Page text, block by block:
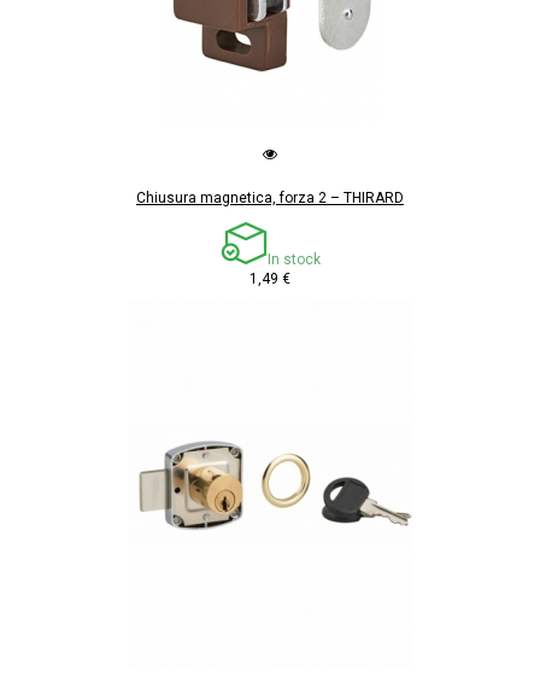
Chiusura magnetica, forza 2 – THIRARD
In stock
1,49 €